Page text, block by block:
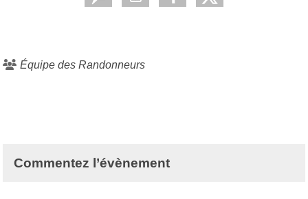
Équipe des Randonneurs
Commentez l’évènement